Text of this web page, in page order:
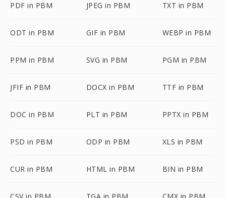
PDF in PBM JPEG in PBM TXT in PBM
ODT in PBM GIF in PBM WEBP in PBM
PPM in PBM SVG in PBM PGM in PBM
JFIF in PBM DOCX in PBM TTF in PBM
DOC in PBM PLT in PBM PPTX in PBM
PSD in PBM ODP in PBM XLS in PBM
CUR in PBM HTML in PBM BIN in PBM